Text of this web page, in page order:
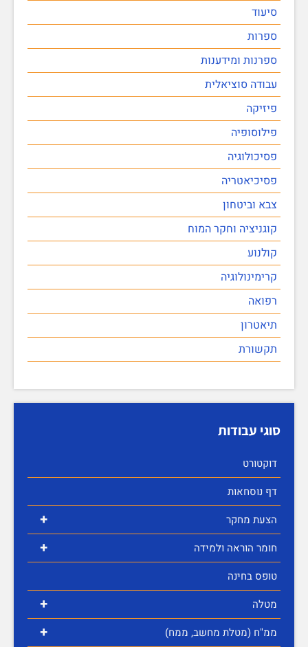
סיעוד
ספרות
ספרנות ומידענות
עבודה סוציאלית
פיזיקה
פילוסופיה
פסיכולוגיה
פסיכיאטריה
צבא וביטחון
קוגניציה וחקר המוח
קולנוע
קרימינולוגיה
רפואה
תיאטרון
תקשורת
סוגי עבודות
דוקטורט
דף נוסחאות
+ הצעת מחקר
+
חומר הוראה ולמידה
טופס בחינה
+ מטלה
+ ממ"ח (מטלת מחשב, ממח)